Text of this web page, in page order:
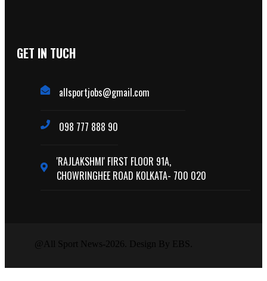
GET IN TUCH
allsportjobs@gmail.com
098 777 888 90
'RAJLAKSHMI' FIRST FLOOR 91A,
CHOWRINGHEE ROAD KOLKATA- 700 020
@All Sport News-2026. Design By EBS.